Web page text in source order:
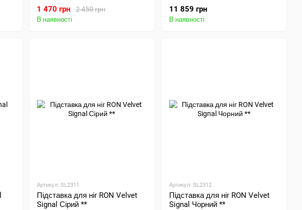
2 450 грн
1 470 грн
В наявності
11 859 грн
В наявності
Артикул: SL2311
Підставка для ніг RON Velvet
Signal Сірий **
Артикул: SL2312
Підставка для ніг RON Velvet
Signal Чорний **